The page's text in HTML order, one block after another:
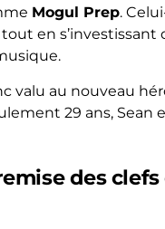
Mogul Prep.
en s’investissant
valu au nouveau
29 ans, Sean
des